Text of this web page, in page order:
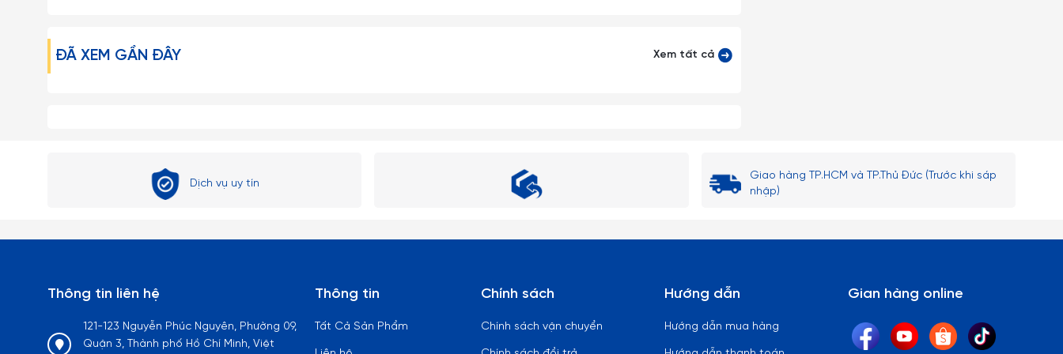
– Tuyệt đối không dùng các đồ vật cứng thô ráp để lau chùi rửa ly cốc.
gây ra hiện tượng sốc nhiệt có thể làm nứt vỡ Ly.
1. Đây là sản phẩm có thể bị vỡ nếu tác động với lực cực mạnh như ném, vứt, rớt từ trên cao xuống, vì vậy xin quý khách vui lòng
để ngoài tầm với trẻ em.
ĐÃ XEM GẦN ĐÂY Xem tất cả
Dịch vụ uy tín
Giao hàng TP.HCM và TP.Thủ Đức (Trước khi sáp
nhập)
Thông tin liên hệ
121-123 Nguyễn Phúc Nguyên, Phường 09,
Quận 3, Thành phố Hồ Chí Minh, Việt
Thông tin
Tất Cả Sản Phẩm
Chính sách
Chính sách vận chuyển
Hướng dẫn
Hướng dẫn mua hàng
Gian hàng online